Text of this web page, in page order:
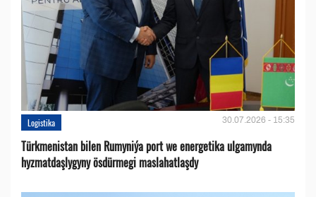
Logistika 30.07.2026 - 15:35
Türkmenistan bilen Rumyniýa port we energetika ulgamynda
hyzmatdaşlygyny ösdürmegi maslahatlaşdy